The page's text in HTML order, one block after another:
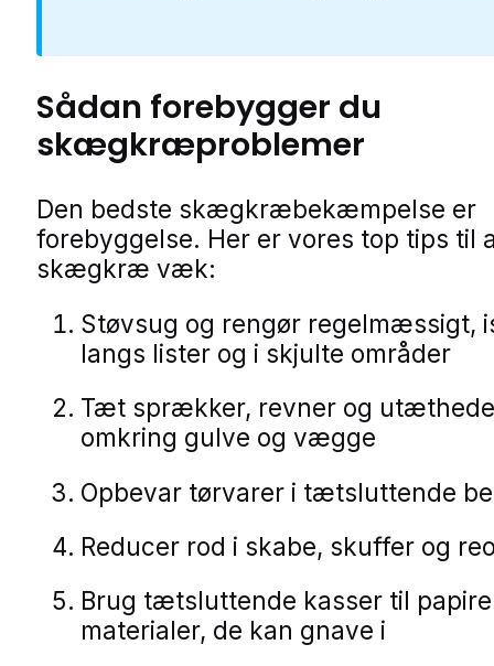
Sådan forebygger du
skægkræproblemer
Den bedste skægkræbekæmpelse er
forebyggelse. Her er vores top tips til
skægkræ væk:
Støvsug og rengør regelmæssigt,
langs lister og i skjulte områder
Tæt sprækker, revner og
omkring gulve og vægge
Opbevar tørvarer i tætsluttende
Reducer rod i skabe, skuffer og
Brug tætsluttende kasser til
materialer, de kan gnave i